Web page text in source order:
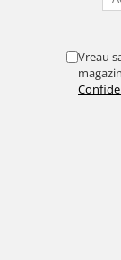
Vreau